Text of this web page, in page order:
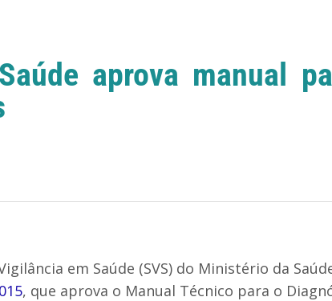
aprova manual
em Saúde (SVS) do Ministério da
, que aprova o Manual Técnico para o